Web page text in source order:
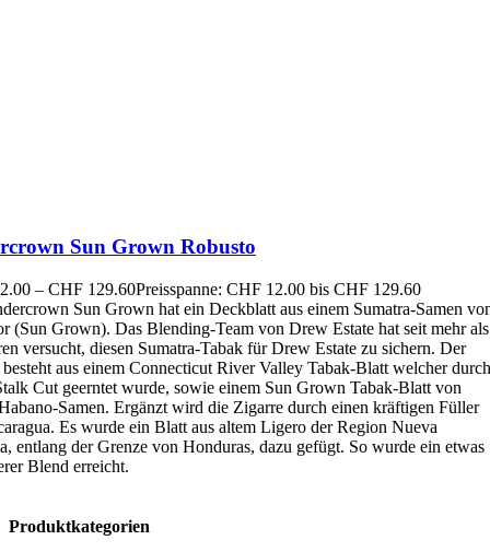
Sun Grown Robusto
– CHF 129.60Preisspanne: CHF 12.00 bis CHF 129.60
Sun Grown hat ein Deckblatt aus einem Sumatra-Samen
(Sun Grown). Das Blending-Team von Drew Estate hat seit mehr als
versucht, diesen Sumatra-Tabak für Drew Estate zu sichern. Der
aus einem Connecticut River Valley Tabak-Blatt welcher durch
Cut geerntet wurde, sowie einem Sun Grown Tabak-Blatt von
Samen. Ergänzt wird die Zigarre durch einen kräftigen Füller
Es wurde ein Blatt aus altem Ligero der Region Nueva
entlang der Grenze von Honduras, dazu gefügt. So wurde ein etwas
Blend erreicht.
Produktkategorien